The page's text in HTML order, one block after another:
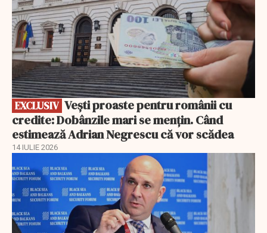
EXCLUSIV
credite: Dobânzile mari se mențin. Când
estimează Adrian Negrescu că vor scădea
14 IULIE 2026